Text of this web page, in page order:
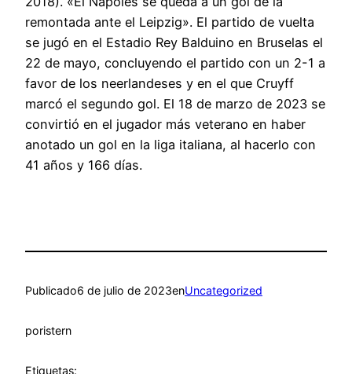
remontada ante el Leipzig». El partido de vuelta
se jugó en el Estadio Rey Balduino en Bruselas el
22 de mayo, concluyendo el partido con un 2-1 a
favor de los neerlandeses y en el que Cruyff
marcó el segundo gol. El 18 de marzo de 2023 se
convirtió en el jugador más veterano en haber
anotado un gol en la liga italiana, al hacerlo con
41 años y 166 días.
Publicado6 de julio de 2023enUncategorized
poristern
Etiquetas: